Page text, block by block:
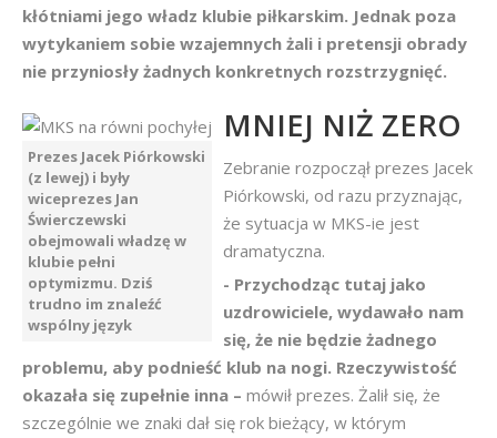
kłótniami jego władz klubie piłkarskim. Jednak poza
wytykaniem sobie wzajemnych żali i pretensji obrady
nie przyniosły żadnych konkretnych rozstrzygnięć.
Prezes Jacek Piórkowski
(z lewej) i były
wiceprezes Jan
Świerczewski
obejmowali władzę w
klubie pełni
optymizmu. Dziś
trudno im znaleźć
wspólny język
MNIEJ NIŻ ZERO
Zebranie rozpoczął prezes Jacek
Piórkowski, od razu przyznając,
że sytuacja w MKS-ie jest
dramatyczna.
- Przychodząc tutaj jako
uzdrowiciele, wydawało nam
się, że nie będzie żadnego
problemu, aby podnieść klub na nogi. Rzeczywistość
okazała się zupełnie inna – mówił prezes. Żalił się, że
szczególnie we znaki dał się rok bieżący, w którym